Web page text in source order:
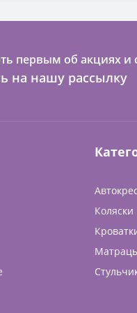
первым об акциях и
на нашу рассылку
Коляски